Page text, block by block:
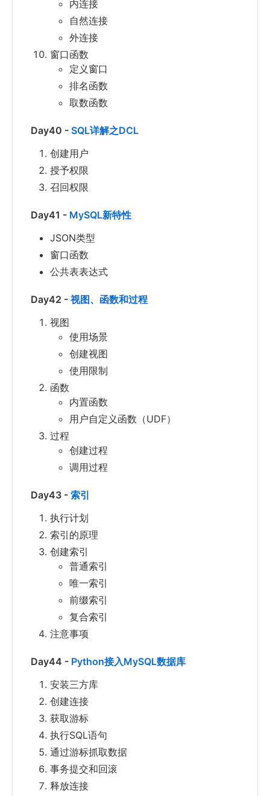
内连接
自然连接
外连接
窗口函数
定义窗口
排名函数
取数函数
Day40 - SQL详解之DCL
创建用户
授予权限
召回权限
Day41 - MySQL新特性
JSON类型
窗口函数
公共表表达式
Day42 - 视图、函数和过程
视图
使用场景
创建视图
使用限制
函数
内置函数
用户自定义函数（UDF）
过程
创建过程
调用过程
Day43 - 索引
执行计划
索引的原理
创建索引
普通索引
唯一索引
前缀索引
复合索引
注意事项
Day44 - Python接入MySQL数据库
安装三方库
创建连接
获取游标
执行SQL语句
通过游标抓取数据
事务提交和回滚
释放连接